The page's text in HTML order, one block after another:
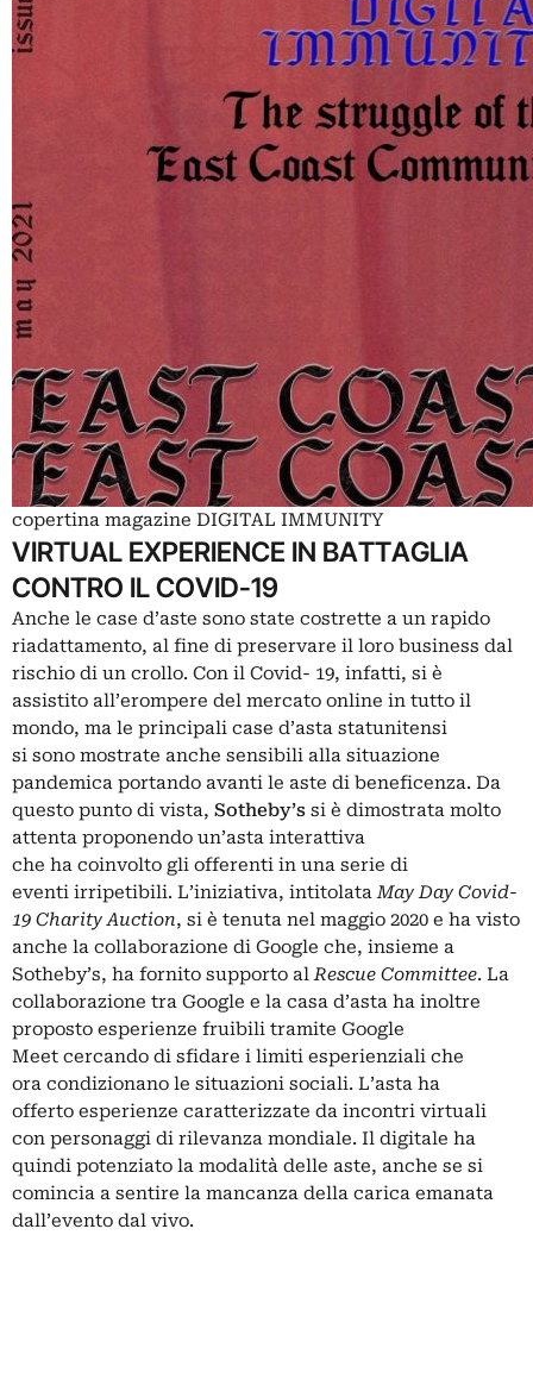
copertina magazine DIGITAL IMMUNITY
VIRTUAL EXPERIENCE IN BATTAGLIA
CONTRO IL COVID-19
Anche le case d’aste sono state costrette a un rapido
riadattamento, al fine di preservare il loro business dal
rischio di un crollo. Con il Covid- 19, infatti, si è
assistito all’erompere del mercato online in tutto il
mondo, ma le principali case d’asta statunitensi
si sono mostrate anche sensibili alla situazione
pandemica portando avanti le aste di beneficenza. Da
questo punto di vista, Sotheby’s si è dimostrata molto
attenta proponendo un’asta interattiva
che ha coinvolto gli offerenti in una serie di
eventi irripetibili. L’iniziativa, intitolataMay Day Covid-
19 Charity Auction, si è tenuta nel maggio 2020 e ha visto
anche la collaborazione di Google che, insieme a
Sotheby’s, ha fornito supporto alRescue Committee. La
collaborazione tra Google e la casa d’asta ha inoltre
proposto esperienze fruibili tramite Google
Meet cercando di sfidare i limiti esperienziali che
ora condizionano le situazioni sociali. L’asta ha
offerto esperienze caratterizzate da incontri virtuali
con personaggi di rilevanza mondiale. Il digitale ha
quindi potenziato la modalità delle aste, anche se si
comincia a sentire la mancanza della carica emanata
dall’evento dal vivo.